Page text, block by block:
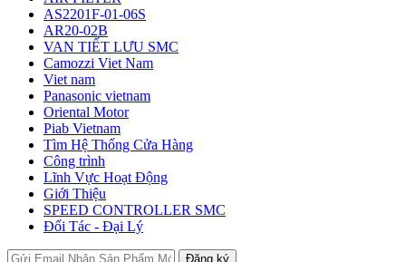
AS2201F-01-06S
AR20-02B
VAN TIẾT LƯU SMC
Camozzi Viet Nam
Viet nam
Panasonic vietnam
Oriental Motor
Piab Vietnam
Tìm Hệ Thống Cửa Hàng
Công trình
Lĩnh Vực Hoạt Động
Giới Thiệu
SPEED CONTROLLER SMC
Đối Tác - Đại Lý